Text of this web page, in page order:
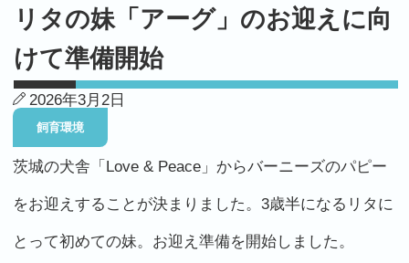
リタの妹「アーグ」のお迎えに向
けて準備開始
2026年3月2日
飼育環境
茨城の犬舎「Love & Peace」からバーニーズのパピー
をお迎えすることが決まりました。3歳半になるリタに
とって初めての妹。お迎え準備を開始しました。